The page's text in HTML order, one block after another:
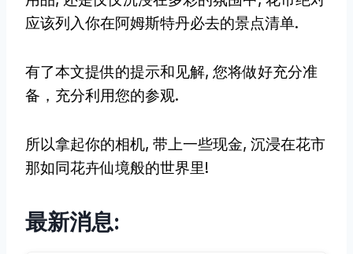
应该列入你在阿姆斯特丹必去的景点清单.
有了本文提供的提示和见解, 您将做好充分准
备，充分利用您的参观.
所以拿起你的相机, 带上一些现金, 沉浸在花市
那如同花卉仙境般的世界里!
最新消息: